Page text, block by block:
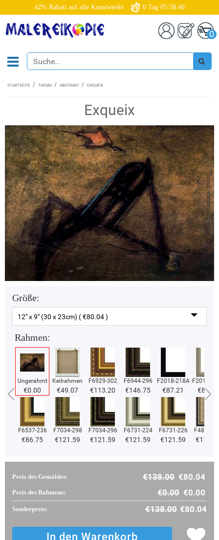
42% Rabatt auf alle Kunstwerke 0 Tag 05:58:45
0
STARTSEITE THEMA ABSTRAKT EXQUEIX
Exqueix
Größe:
12" x 9" (30 x 23cm) ( €80.04 )
Rahmen:
Ungerahmt
€0.00
Keilrahmen
€49.07
F6929-302
€113.20
F6944-296
€146.75
F2018-218A
€87.21
F2018-
€87.21
F6537-236
€86.75
F7034-298
€121.59
F7034-296
€121.59
F6731-224
€121.59
F6731-226
€121.59
F4827-
Preis des Gemäldes: €138.00 €80.04
Preis des Rahmens: €0.00 €0.00
Sonderpreis: €138.00 €80.04